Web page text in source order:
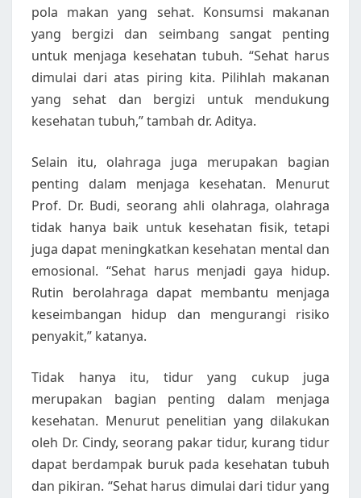
pola makan yang sehat. Konsumsi makanan
yang bergizi dan seimbang sangat penting
untuk menjaga kesehatan tubuh. “Sehat harus
dimulai dari atas piring kita. Pilihlah makanan
yang sehat dan bergizi untuk mendukung
kesehatan tubuh,” tambah dr. Aditya.
Selain itu, olahraga juga merupakan bagian
penting dalam menjaga kesehatan. Menurut
Prof. Dr. Budi, seorang ahli olahraga, olahraga
tidak hanya baik untuk kesehatan fisik, tetapi
juga dapat meningkatkan kesehatan mental dan
emosional. “Sehat harus menjadi gaya hidup.
Rutin berolahraga dapat membantu menjaga
keseimbangan hidup dan mengurangi risiko
penyakit,” katanya.
Tidak hanya itu, tidur yang cukup juga
merupakan bagian penting dalam menjaga
kesehatan. Menurut penelitian yang dilakukan
oleh Dr. Cindy, seorang pakar tidur, kurang tidur
dapat berdampak buruk pada kesehatan tubuh
dan pikiran. “Sehat harus dimulai dari tidur yang